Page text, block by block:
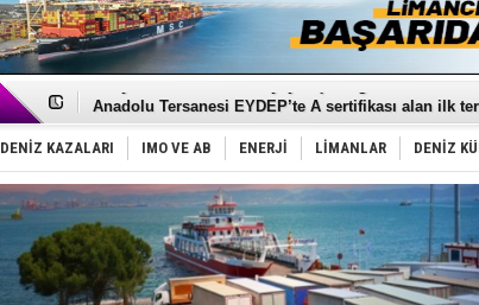
İnsansız cankurtaran ihalesini BlueForge kazandı
Anadolu Tersanesi EYDEP’te A sertifikası alan ilk
Derince, ILCA Masters Türkiye Şampiyonası’na ev
Tüpraş, ham petrol taşımacılığına 4 yeni tanker
İTU AUV, Dünya’da 2. oldu!
LNG taşımacılığında maliyetler katlandı
PROYAD, yat mürettebatı için yurt dışı harcı için
Türkiye-Irak enerji hattında yeni dönem başlıyor
Türk Armatöre 'Uyuşturucu' tutuklaması!
Deniz turizminde yeni ‘Ceza Rejimi’!
DÖDER, 28. Dönem Yönetim Kurulu Başkanını seçti!
DENİZ KAZALARI IMO VE AB ENERJİ LİMANLAR DENİZ